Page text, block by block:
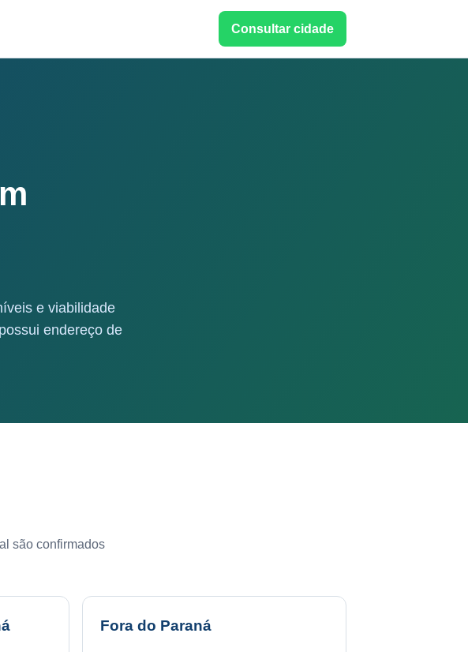
Consultar cidade
e viabilidade
endereço de
são confirmados
Fora do Paraná